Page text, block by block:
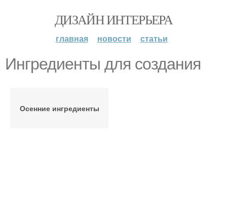
ДИЗАЙН ИНТЕРЬЕРА
главная новости статьи
Ингредиенты для создания
Осенние ингредиенты